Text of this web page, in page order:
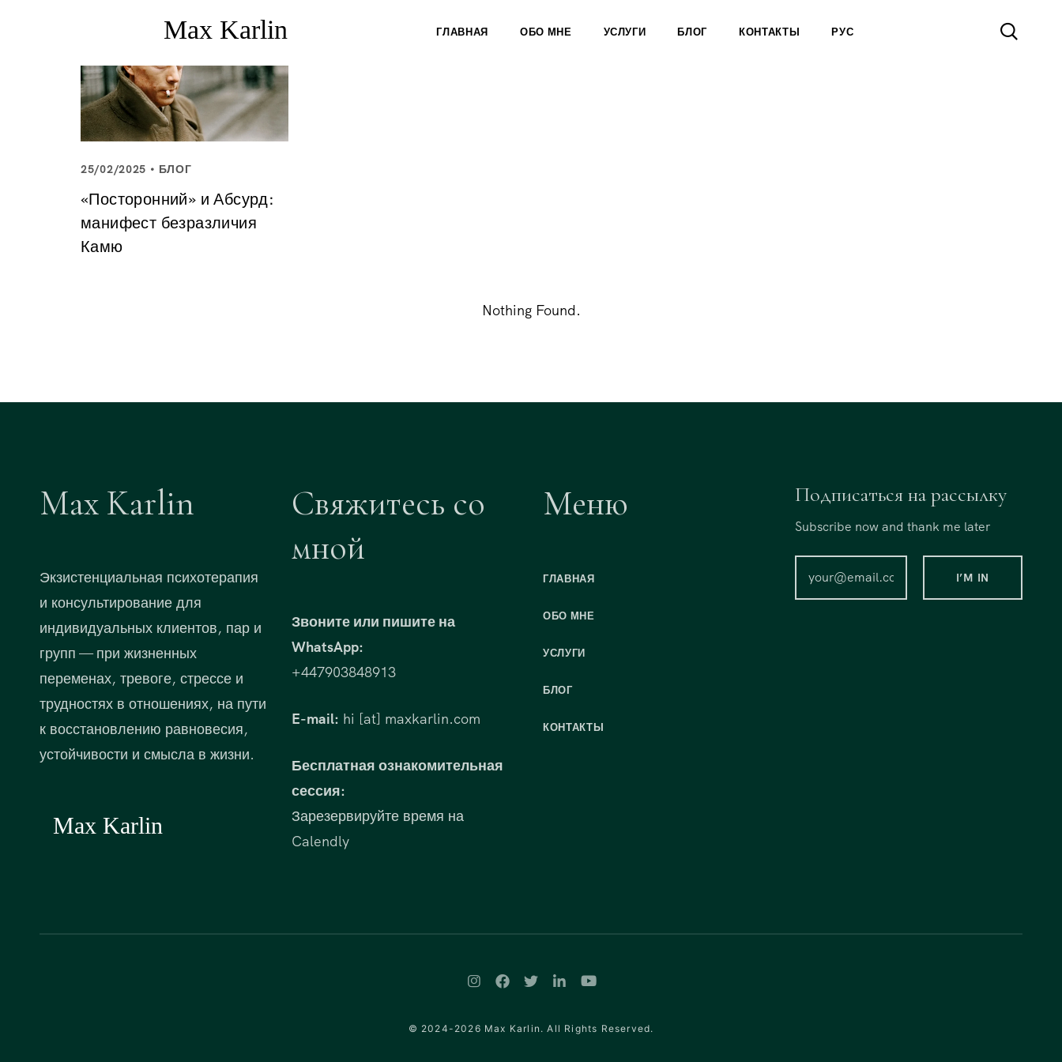
ГЛАВНАЯ ОБО МНЕ УСЛУГИ БЛОГ КОНТАКТЫ РУС
25/02/2025 БЛОГ
«Посторонний» и Абсурд:
манифест безразличия
Камю
Nothing Found.
Max Karlin
Экзистенциальная психотерапия
и консультирование для
индивидуальных клиентов, пар и
групп — при жизненных
переменах, тревоге, стрессе и
трудностях в отношениях, на пути
к восстановлению равновесия,
устойчивости и смысла в жизни.
Свяжитесь со
мной
Звоните или пишите на
WhatsApp:
+447903848913
E-mail: hi [at] maxkarlin.com
Бесплатная ознакомительная
сессия:
Зарезервируйте время на
Calendly
Меню
ГЛАВНАЯ
ОБО МНЕ
УСЛУГИ
БЛОГ
КОНТАКТЫ
Подписаться на рассылку
Subscribe now and thank me later
© 2024-2026 Max Karlin. All Rights Reserved.